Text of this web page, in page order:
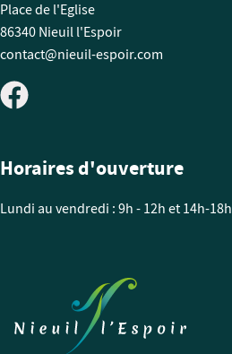
Place de l'Eglise
86340 Nieuil l'Espoir
contact@nieuil-espoir.com
Horaires d'ouverture
Lundi au vendredi : 9h - 12h et 14h-18h